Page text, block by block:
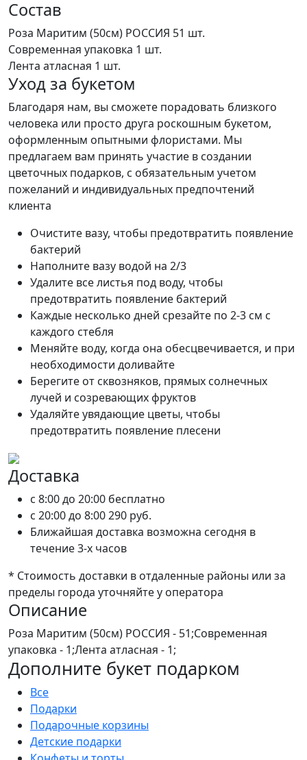
Состав
Роза Маритим (50см) РОССИЯ 51 шт.
Современная упаковка 1 шт.
Лента атласная 1 шт.
Уход за букетом
Благодаря нам, вы сможете порадовать близкого
человека или просто друга роскошным букетом,
оформленным опытными флористами. Мы
предлагаем вам принять участие в создании
цветочных подарков, с обязательным учетом
пожеланий и индивидуальных предпочтений
клиента
Очистите вазу, чтобы предотвратить появление
бактерий
Наполните вазу водой на 2/3
Удалите все листья под воду, чтобы
предотвратить появление бактерий
Каждые несколько дней срезайте по 2-3 см с
каждого стебля
Меняйте воду, когда она обесцвечивается, и при
необходимости доливайте
Берегите от сквозняков, прямых солнечных
лучей и созревающих фруктов
Удаляйте увядающие цветы, чтобы
предотвратить появление плесени
Доставка
c 8:00 до 20:00 бесплатно
c 20:00 до 8:00290 руб.
Ближайшая доставка возможна сегодня в
течение 3-х часов
* Стоимость доставки в отдаленные районы или за
пределы города уточняйте у оператора
Описание
Роза Маритим (50см) РОССИЯ - 51;Современная
упаковка - 1;Лента атласная - 1;
Дополните букет подарком
Все
Подарки
Подарочные корзины
Детские подарки